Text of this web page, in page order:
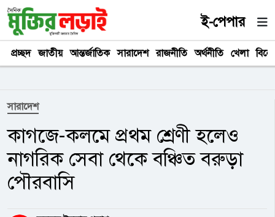
ই-পেপার
প্রচ্ছদ জাতীয় আন্তর্জাতিক সারাদেশ রাজনীতি অর্থনীতি খেলা
সারাদেশ
কাগজে-কলমে প্রথম শ্রেণী হলেও
নাগরিক সেবা থেকে বঞ্চিত বরুড়া
পৌরবাসি